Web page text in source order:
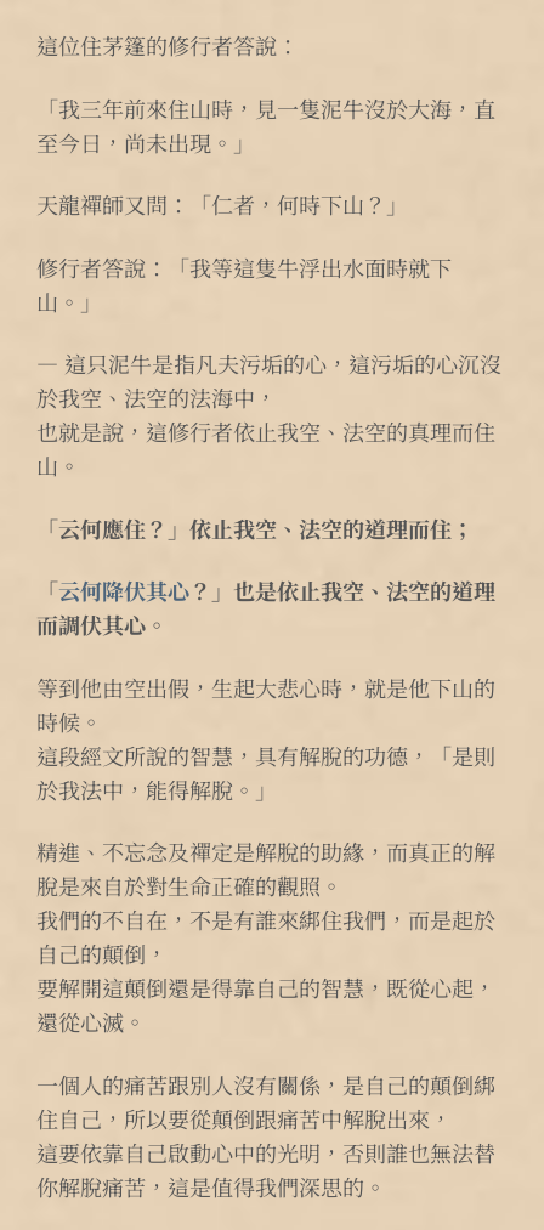
這位住茅篷的修行者答說：
「我三年前來住山時，見一隻泥牛沒於大海，直
至今日，尚未出現。」
天龍禪師又問：「仁者，何時下山？」
修行者答說：「我等這隻牛浮出水面時就下
山。」
— 這只泥牛是指凡夫污垢的心，這污垢的心沉沒
於我空、法空的法海中，
也就是說，這修行者依止我空、法空的真理而住
山。
「云何應住？」依止我空、法空的道理而住；
「云何降伏其心？」也是依止我空、法空的道理
而調伏其心。
等到他由空出假，生起大悲心時，就是他下山的
時候。
這段經文所說的智慧，具有解脫的功德，「是則
於我法中，能得解脫。」
精進、不忘念及禪定是解脫的助緣，而真正的解
脫是來自於對生命正確的觀照。
我們的不自在，不是有誰來綁住我們，而是起於
自己的顛倒，
要解開這顛倒還是得靠自己的智慧，既從心起，
還從心滅。
一個人的痛苦跟別人沒有關係，是自己的顛倒綁
住自己，所以要從顛倒跟痛苦中解脫出來，
這要依靠自己啟動心中的光明，否則誰也無法替
你解脫痛苦，這是值得我們深思的。